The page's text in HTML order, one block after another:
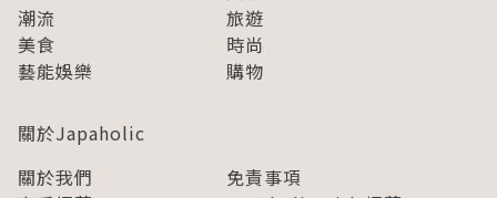
潮流
旅遊
美食
時尚
藝能娛樂
購物
關於Japaholic
關於我們
免責事項